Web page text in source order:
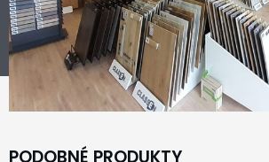
PODOBNÉ PRODUKTY